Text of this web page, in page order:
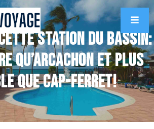
station du Bassin:
qu’Arcachon et plus
que Cap-Ferret!